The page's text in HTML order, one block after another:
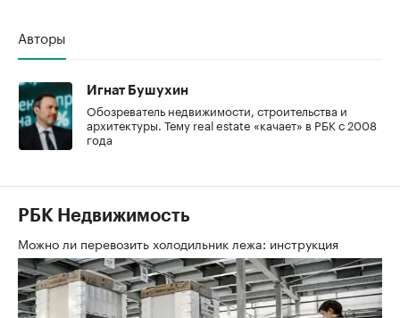
Авторы
Игнат Бушухин
Обозреватель недвижимости, строительства и
архитектуры. Тему real estate «качает» в РБК с 2008
года
РБК Недвижимость
Можно ли перевозить холодильник лежа: инструкция